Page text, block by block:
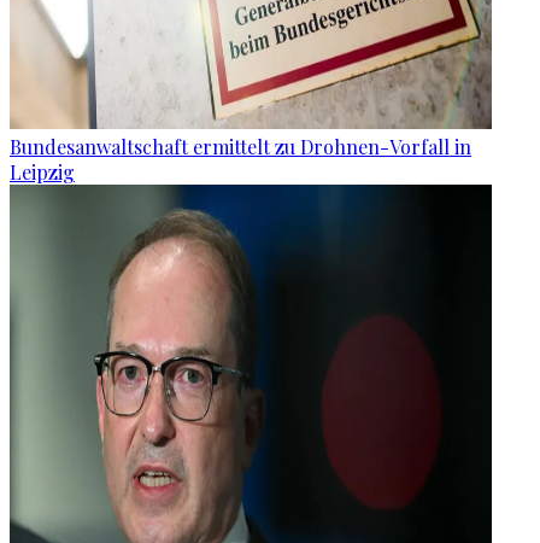
Bundesanwaltschaft ermittelt zu Drohnen-Vorfall in
Leipzig